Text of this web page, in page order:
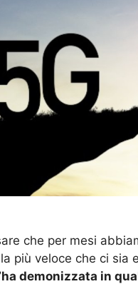
che per mesi
più veloce che ci sia
demonizzata in